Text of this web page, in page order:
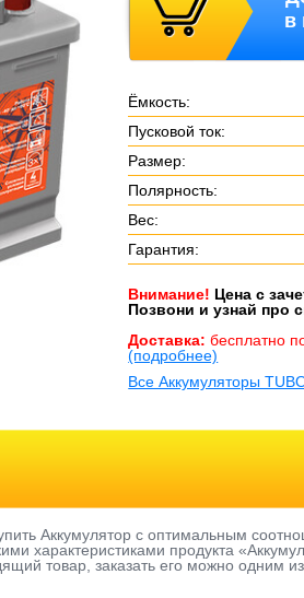
в
Ёмкость:
Пусковой ток:
Размер:
Полярность:
Вес:
Гарантия:
Внимание! Цена с
Позвони и узнай про
Доставка: бесплатно
(подробнее)
Все Аккумуляторы
Аккумулятор с оптимальным
характеристиками продукта
товар, заказать его можно одним